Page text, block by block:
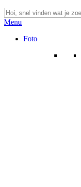
Menu
Foto